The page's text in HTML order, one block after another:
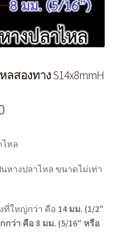
สองทาง S14x8mmH
ไหล
หางปลาไหล ขนาดไม่เท่า
ที่ใหญ่กว่า คือ 14 มม. (1/2″
ว่า คือ 8 มม. (5/16″ หรือ